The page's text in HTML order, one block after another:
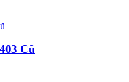
Cũ